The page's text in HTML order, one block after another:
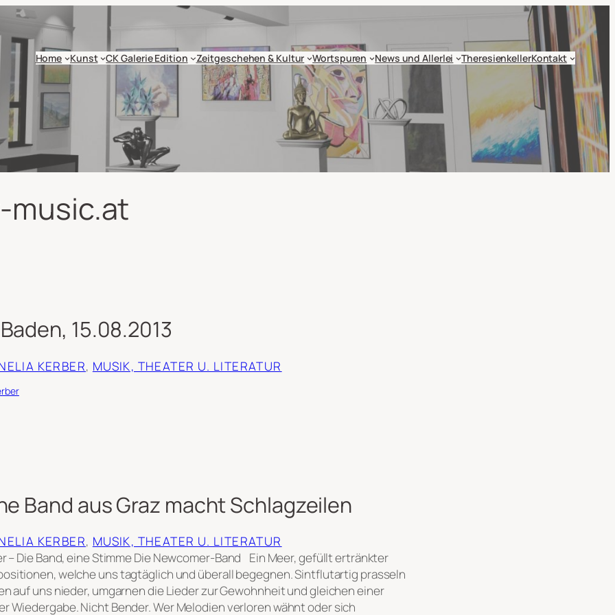
Home Kunst CK Galerie Edition Zeitgeschehen & Kultur Wortspuren News und Allerlei TheresienkellerKontakt
music.at
15.08.2013
KERBER, MUSIK, THEATER U. LITERATUR
Band aus Graz macht Schlagzeilen
KERBER, MUSIK, THEATER U. LITERATUR
– Die Band, eine Stimme Die Newcomer-Band Ein Meer, gefüllt ertränkter
welche uns tagtäglich und überall begegnen. Sintflutartig prasseln
auf uns nieder, umgarnen die Lieder zur Gewohnheit und gleichen einer
Wiedergabe. Nicht Bender. Wer Melodien verloren wähnt oder sich